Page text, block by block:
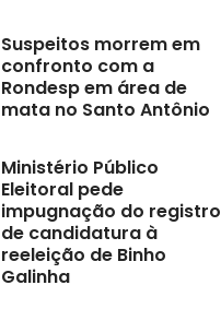
Suspeitos morrem em
confronto com a
Rondesp em área de
mata no Santo Antônio
Ministério Público
Eleitoral pede
impugnação do registro
de candidatura à
reeleição de Binho
Galinha